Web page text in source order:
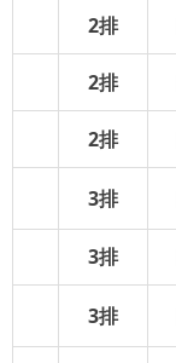
2排
2排
2排
3排
3排
3排